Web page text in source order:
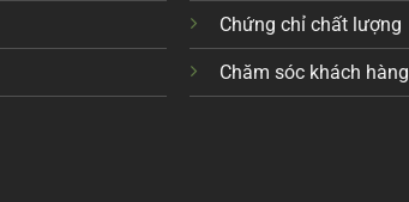
Chứng chỉ chất lượng
Chăm sóc khách hàng